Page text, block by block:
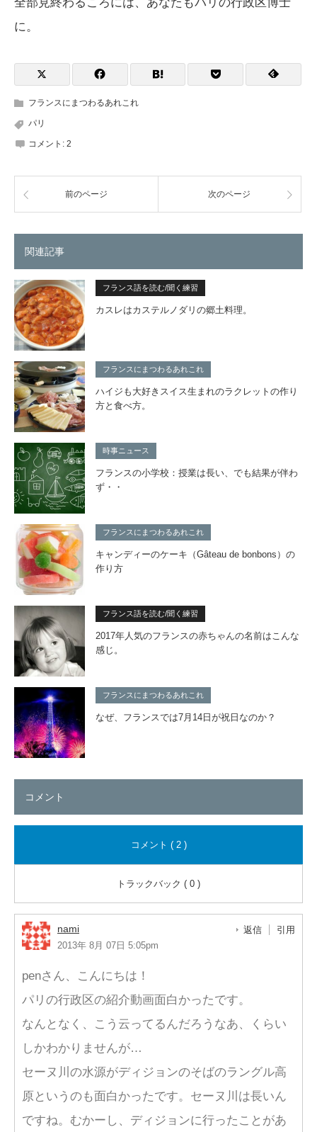
に。
フランスにまつわるあれこれ
パリ
コメント: 2
前のページ 次のページ
関連記事
フランス語を読む/聞く練習
カスレはカステルノダリの郷土料理。
フランスにまつわるあれこれ
ハイジも大好きスイス生まれのラクレットの作り
方と食べ方。
時事ニュース
フランスの小学校：授業は長い、でも結果が伴わ
ず・・
フランスにまつわるあれこれ
キャンディーのケーキ（Gâteau de bonbons）の
作り方
フランス語を読む/聞く練習
2017年人気のフランスの赤ちゃんの名前はこんな
感じ。
フランスにまつわるあれこれ
なぜ、フランスでは7月14日が祝日なのか？
コメント
コメント ( 2 )
トラックバック ( 0 )
nami
2013年 8月 07日 5:05pm
返信 引用
penさん、こんにちは！
パリの行政区の紹介動画面白かったです。
なんとなく、こう云ってるんだろうなあ、くらい
しかわかりませんが…
セーヌ川の水源がディジョンのそばのラングル高
原というのも面白かったです。セーヌ川は長いん
ですね。むかーし、ディジョンに行ったことがあ